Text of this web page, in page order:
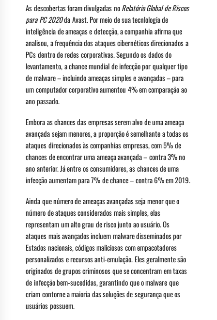
As descobertas foram divulgadas noRelatório Global de Riscos
para PC 2020da Avast. Por meio de sua tecnlologia de
inteligência de ameaças e detecção, a companhia afirma que
analisou, a frequência dos ataques cibernéticos direcionados a
PCs dentro de redes corporativas. Segundo os dados do
levantamento, a chance mundial de infecção por qualquer tipo
de malware – incluindo ameaças simples e avançadas – para
um computador corporativo aumentou 4% em comparação ao
ano passado.
Embora as chances das empresas serem alvo de uma ameaça
avançada sejam menores, a proporção é semelhante a todas os
ataques direcionados às companhias empresas, com 5% de
chances de encontrar uma ameaça avançada – contra 3% no
ano anterior. Já entre os consumidores, as chances de uma
infecção aumentam para 7% de chance – contra 6% em 2019.
Ainda que número de ameaças avançadas seja menor que o
número de ataques considerados mais simples, elas
representam um alto grau de risco junto ao usuário. Os
ataques mais avançados incluem malware disseminados por
Estados nacionais, códigos maliciosos com empacotadores
personalizados e recursos anti-emulação. Eles geralmente são
originados de grupos criminosos que se concentram em taxas
de infecção bem-sucedidas, garantindo que o malware que
criam contorne a maioria das soluções de segurança que os
usuários possuem.